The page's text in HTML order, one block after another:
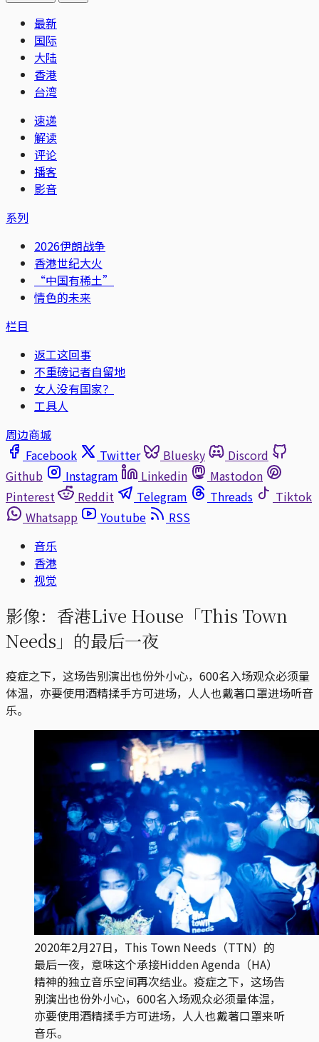
最新
国际
大陆
香港
台湾
速递
解读
评论
播客
影音
系列
2026伊朗战争
香港世纪大火
“中国有稀土”
情色的未来
栏目
返工这回事
不重磅记者自留地
女人没有国家？
工具人
周边商城
Facebook
Twitter Bluesky
Discord
Github
Instagram Linkedin
Mastodon
Pinterest
Reddit Telegram Threads
Tiktok
Whatsapp
Youtube
RSS
音乐
香港
视觉
影像：香港Live House「This Town
Needs」的最后一夜
疫症之下，这场告别演出也份外小心，600名入场观众必须量
体温，亦要使用酒精揉手方可进场，人人也戴著口罩进场听音
乐。
2020年2月27日，This Town Needs（TTN）的
最后一夜，意味这个承接Hidden Agenda（HA）
精神的独立音乐空间再次结业。疫症之下，这场告
别演出也份外小心，600名入场观众必须量体温，
亦要使用酒精揉手方可进场，人人也戴著口罩来听
音乐。